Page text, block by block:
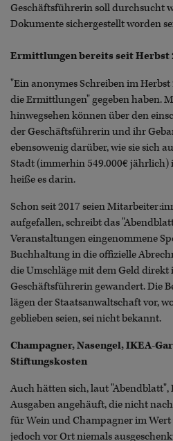
Geschäftsführerin soll durchsucht
Dokumente sichergestellt worden
Ermittlungen bereits seit Herbst
"Ein anonymes Schreiben im
die Ermittlungen" gegeben haben.
hinwegsehen können über den
der Geschäftsführerin und ihr
ebensowenig darüber, wie sie sich
Stadt (immerhin 549.000€ jährlich)
heiße es darin.
Schon seit 2017 seien
aufgefallen, schreibt das
Veranstaltungen eingenommene
Buchhaltung in die offizielle
die Umschläge mit dem Geld direkt
Geschäftsführerin gewandert. Die
lägen der Staatsanwaltschaft vor,
geblieben seien, sei nicht bekannt.
Champagner, Nasengel, IKEA-
Stiftungskosten
Auch hätten sich, laut
Ausgaben angehäuft, die nicht
für Wein und Champagner im
jedoch vor Ort niemals